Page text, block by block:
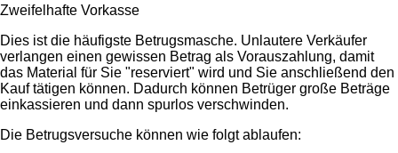
Zweifelhafte Vorkasse
Dies ist die häufigste Betrugsmasche. Unlautere Verkäufer
verlangen einen gewissen Betrag als Vorauszahlung, damit
das Material für Sie "reserviert" wird und Sie anschließend den
Kauf tätigen können. Dadurch können Betrüger große Beträge
einkassieren und dann spurlos verschwinden.
Die Betrugsversuche können wie folgt ablaufen: